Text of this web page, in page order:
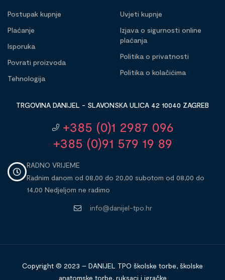
Postupak kupnje
Plaćanje
Isporuka
Povrati proizvoda
Tehnologija
Uvjeti kupnje
Izjava o sigurnosti online
plaćanja
Politika o privatnosti
Politika o kolačićima
TRGOVINA DANIJEL - SLAVONSKA ULICA 42 10040 ZAGREB
+385 (0)1 2987 096
+385 (0)91 579 19 89
RADNO VRIJEME
Radnim danom od 08,00 do 20,00 subotom od 08,00 do
14,00 Nedjeljom ne radimo
info@danijel-tpo.hr
Copyright © 2023 – DANIJEL TPO školske torbe, školske
anatomske torbe, ruksaci i igračke